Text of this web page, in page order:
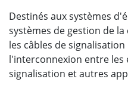
Destinés aux systèmes
systèmes de gestion de
les câbles de
l'interconnexion entre les
signalisation et autres